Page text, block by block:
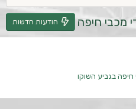
מכבי חיפה הודעות חדשות
חיפה בגביע השוקו